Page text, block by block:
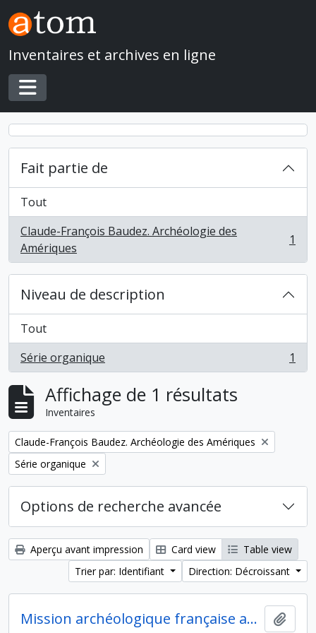
Skip to main content
Inventaires et archives en ligne
Toggle navigation
Fait partie de
Tout
Claude-François Baudez. Archéologie des
Amériques
, 1 résultats 1
Niveau de description
Tout
Série organique
, 1 résultats 1
Affichage de 1 résultats
Inventaires
Remove filter:
Claude-François Baudez. Archéologie des Amériques
Remove filter:
Série organique
Options de recherche avancée
Aperçu avant impression Card view
Table view
Trier par: Identifiant
Direction: Décroissant
Mission archéologique française au Costa Rica